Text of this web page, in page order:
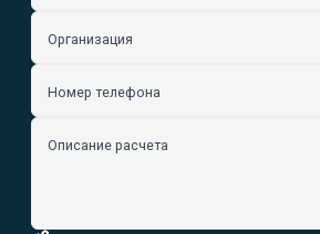
Организация
Номер телефона
Описание расчета